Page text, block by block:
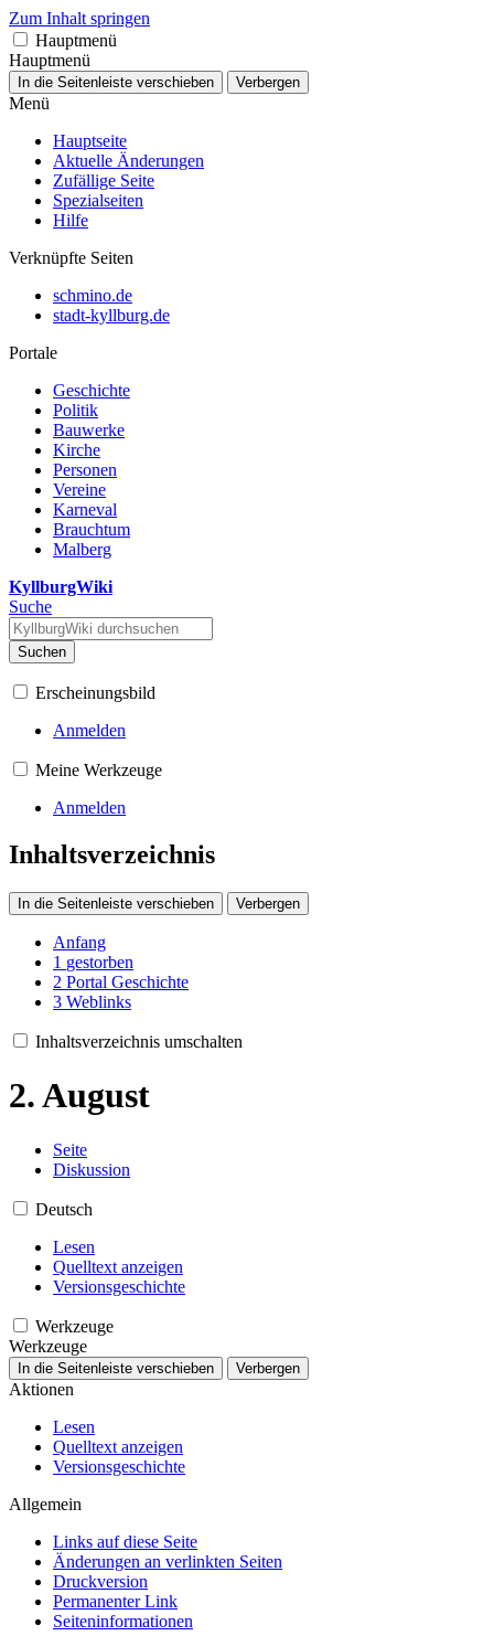
Zum Inhalt springen
Hauptmenü
Hauptmenü
In die Seitenleiste verschieben Verbergen
Menü
Hauptseite
Aktuelle Änderungen
Zufällige Seite
Spezialseiten
Hilfe
Verknüpfte Seiten
schmino.de
stadt-kyllburg.de
Portale
Geschichte
Politik
Bauwerke
Kirche
Personen
Vereine
Karneval
Brauchtum
Malberg
KyllburgWiki
Suche
Suchen
Erscheinungsbild
Anmelden
Meine Werkzeuge
Anmelden
Inhaltsverzeichnis
In die Seitenleiste verschieben Verbergen
Anfang
1 gestorben
2 Portal Geschichte
3 Weblinks
Inhaltsverzeichnis umschalten
2. August
Seite
Diskussion
Deutsch
Lesen
Quelltext anzeigen
Versionsgeschichte
Werkzeuge
Werkzeuge
In die Seitenleiste verschieben Verbergen
Aktionen
Lesen
Quelltext anzeigen
Versionsgeschichte
Allgemein
Links auf diese Seite
Änderungen an verlinkten Seiten
Druckversion
Permanenter Link
Seiten­­informationen